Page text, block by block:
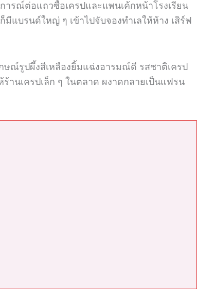
รณ์ต่อแถวซื้อเครปและแพนเค้กหน้าโรงเรียน
บรนด์ใหญ่ ๆ เข้าไปจับจองทำเลให้ห้าง เสิร์ฟ
ณ์รูปผึ้งสีเหลืองยิ้มแฉ่งอารมณ์ดี รสชาติเครป
านเครปเล็ก ๆ ในตลาด ผงาดกลายเป็นแฟรน